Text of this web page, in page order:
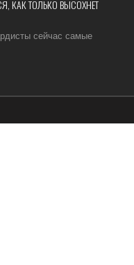
КАК ТОЛЬКО ВЫСОХНЕТ
сейчас самые